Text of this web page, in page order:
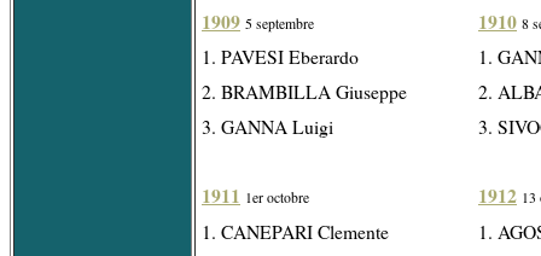
1909 5 septembre
1. PAVESI Eberardo
2. BRAMBILLA Giuseppe
3. GANNA Luigi
1911 1er octobre
1. CANEPARI Clemente
1910 8
1.
2.
3.
1912 13
1.